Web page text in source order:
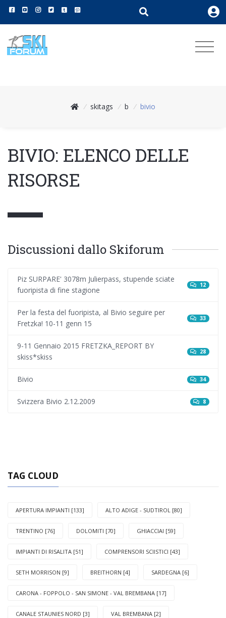
/ skitags / b / bivio
BIVIO: ELENCO DELLE
RISORSE
Discussioni dallo Skiforum
Piz SURPARE' 3078m Julierpass, stupende sciate
fuoripista di fine stagione
12
Per la festa del fuoripista, al Bivio seguire per
Fretzka! 10-11 genn 15
33
9-11 Gennaio 2015 FRETZKA_REPORT BY
skiss*skiss
28
Bivio 34
Svizzera Bivio 2.12.2009 8
TAG CLOUD
APERTURA IMPIANTI [133] ALTO ADIGE - SUDTIROL [80]
TRENTINO [76] DOLOMITI [70] GHIACCIAI [59]
IMPIANTI DI RISALITA [51] COMPRENSORI SCIISTICI [43]
SETH MORRISON [9] BREITHORN [4] SARDEGNA [6]
CARONA - FOPPOLO - SAN SIMONE - VAL BREMBANA [17]
CANALE STAUNIES NORD [3] VAL BREMBANA [2]